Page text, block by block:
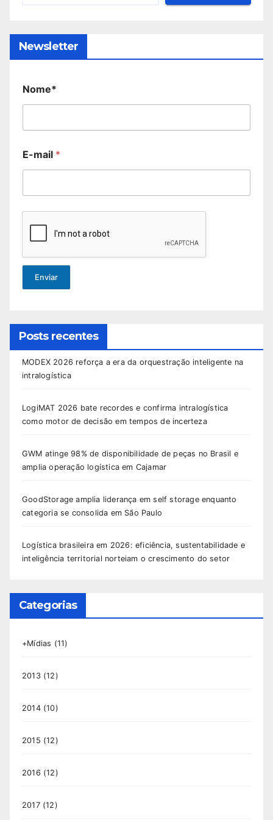
Newsletter
Nome*
E-mail *
Enviar
Posts recentes
MODEX 2026 reforça a era da orquestração inteligente na
intralogística
LogiMAT 2026 bate recordes e confirma intralogística
como motor de decisão em tempos de incerteza
GWM atinge 98% de disponibilidade de peças no Brasil e
amplia operação logística em Cajamar
GoodStorage amplia liderança em self storage enquanto
categoria se consolida em São Paulo
Logística brasileira em 2026: eficiência, sustentabilidade e
inteligência territorial norteiam o crescimento do setor
Categorias
+Mídias (11)
2013(12)
2014(10)
2015 (12)
2016 (12)
2017(12)